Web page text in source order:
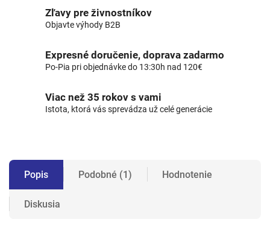
Zľavy pre živnostníkov
Objavte výhody B2B
Expresné doručenie, doprava zadarmo
Po-Pia pri objednávke do 13:30h nad 120€
Viac než 35 rokov s vami
Istota, ktorá vás sprevádza už celé generácie
Popis Podobné (1) Hodnotenie
Diskusia